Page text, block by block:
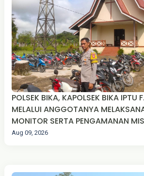
POLSEK BIKA, KAPOLSEK BIKA IPTU F.CATUR.W
MELALUI ANGGOTANYA
MONITOR SERTA PENGAMANAN
MINGGU UMAT KRISTIANI DI WILKUM
Aug 09, 2026